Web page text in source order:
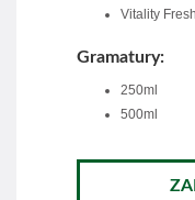
Vitality
Gramatury:
250ml
500ml